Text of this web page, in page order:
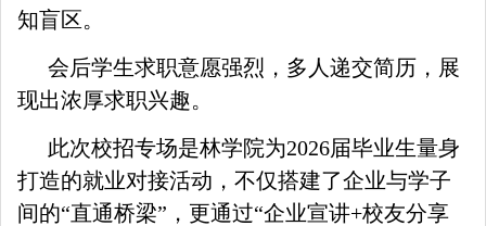
知盲区。
会后学生求职意愿强烈，多人递交简历，展
现出浓厚求职兴趣。
此次校招专场是林学院为2026届毕业生量身
打造的就业对接活动，不仅搭建了企业与学子
间的“直通桥梁”，更通过“企业宣讲+校友分享